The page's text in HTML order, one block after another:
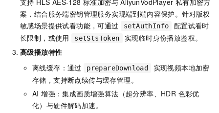
支持 HLS AES-128 标准加密与 AliyunVodPlayer 私有加密方
案，结合服务端密钥管理服务实现端到端内容保护。针对版权
敏感场景提供试看功能，可通过
setAuthInfo
配置试看时
长限制，或使用
setStsToken
实现临时身份播放鉴权。
高级播放特性
离线缓存：通过
prepareDownload
实现视频本地加密
存储，支持断点续传与缓存管理。
AI 增强：集成画质增强算法（超分辨率、HDR 色彩优
化）与硬件解码加速。